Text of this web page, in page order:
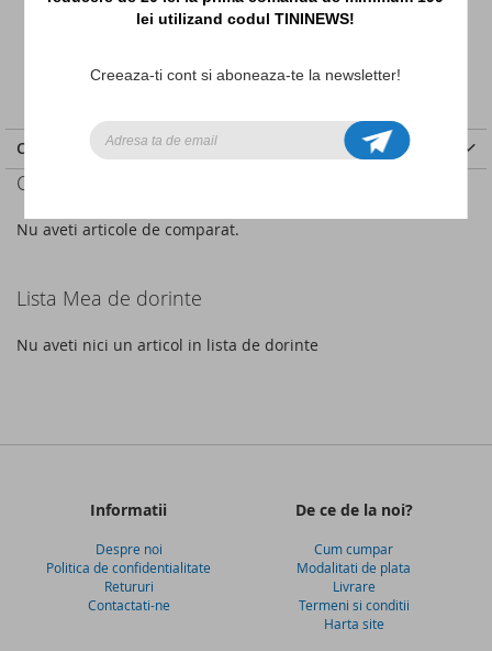
lei utilizand codul TININEWS!
Creeaza-ti cont si aboneaza-te la newsletter!
ADAUGA IN COS
LA
LISTA
DE
PENTRU
COMPARARE
CUMPARA ACUM DE LA
Comparati produse
Nu aveti articole de comparat.
Lista Mea de dorinte
Nu aveti nici un articol in lista de dorinte
Informatii
Despre noi
Politica de confidentialitate
Retururi
Contactati-ne
De ce de la noi?
Cum cumpar
Modalitati de plata
Livrare
Termeni si conditii
Harta site